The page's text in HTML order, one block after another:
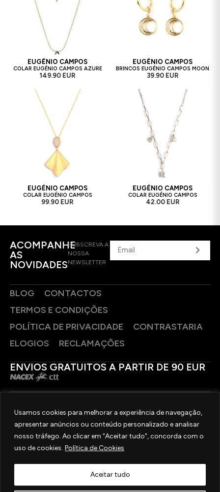
Usamos cookies para melhorar a experiência de navegação,
apresentar anúncios ou conteúdo personalizado e analisar
nosso tráfego. Ao clicar em "Aceitar tudo", concorda com o
uso de cookies. Política de Cookies
Aceitar tudo
EUGÉNIO CAMPOS
COLAR EUGÉNIO CAMPOS AZURE
149.90 EUR
EUGÉNIO CAMPOS
BRINCOS EUGÉNIO CAMPOS MOON
39.90 EUR
EUGÉNIO CAMPOS
COLAR EUGÉNIO CAMPOS
99.90 EUR
EUGÉNIO CAMPOS
COLAR EUGÉNIO CAMPOS
42.00 EUR
ACOMPANHE
AS
NOVIDADES
SUBSCREVA A
NOSSA
NEWSLETTER
BLOG
CONTACTOS
TERMOS E CONDIÇÕES
POLÍTICA DE PRIVACIDADE
CONTRASTARIA
ELOGIOS
RECLAMAÇÕES
ENVIOS GRATUITOS A PARTIR DE 90 EUR
SIGA-NOS
2025 © OURIVESARIA FRADIZELA